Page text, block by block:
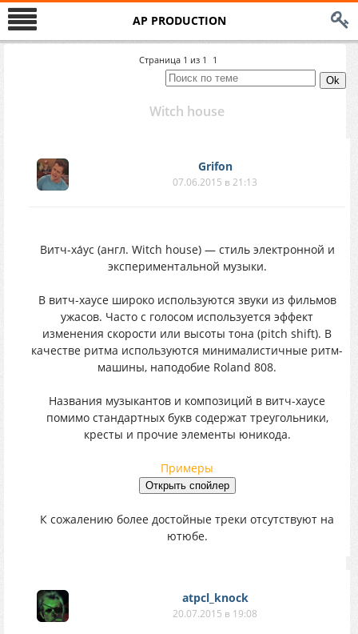
AP PRODUCTION
Страница 1 из 1 1
Witch house
Grifon
07.06.2015 в 21:13
Витч-ха́ус (англ. Witch house) — стиль электронной и
экспериментальной музыки.
В витч-хаусе широко используются звуки из фильмов
ужасов. Часто с голосом используется эффект
изменения скорости или высоты тона (pitch shift). В
качестве ритма используются минималистичные ритм-
машины, наподобие Roland 808.
Названия музыкантов и композиций в витч-хаусе
помимо стандартных букв содержат треугольники,
кресты и прочие элементы юникода.
Примеры
К сожалению более достойные треки отсутствуют на
ютюбе.
atpcl_knock
20.07.2015 в 19:08